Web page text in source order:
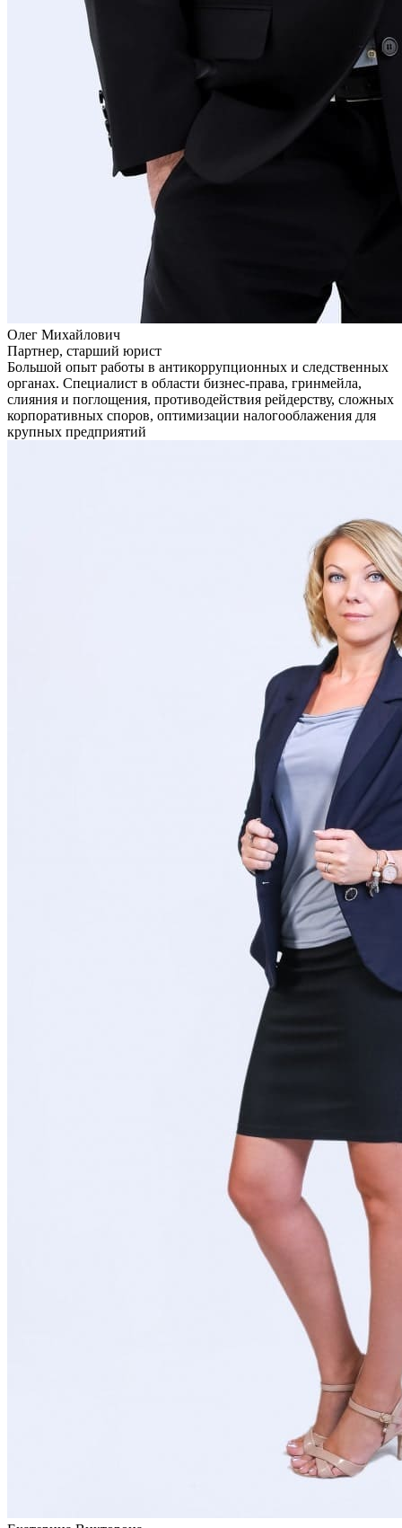
Олег Михайлович
Партнер, старший юрист
Большой опыт работы в антикоррупционных и следственных
органах. Специалист в области бизнес-права, гринмейла,
слияния и поглощения, противодействия рейдерству, сложных
корпоративных споров, оптимизации налогооблажения для
крупных предприятий